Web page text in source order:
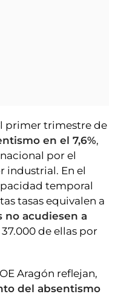
primer trimestre de
en el 7,6%,
por el
industrial. En el
temporal
tasas equivalen a
no acudiesen a
37.000 de ellas por
Aragón reflejan,
del absentismo